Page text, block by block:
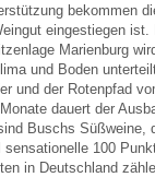
bekommen
eingestiegen ist.
Marienburg
und Boden
und der Rotenpfad
dauert der
Buschs Süßweine,
100
in Deutschland